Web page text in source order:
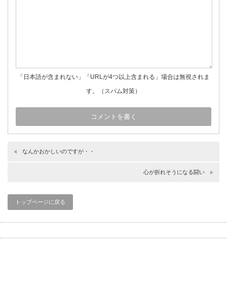
「日本語が含まれない」「URLが4つ以上含まれる」場合は無視されま
す。（スパム対策）
なんかおかしいのですが・・
心が折れそうになる闘い
トップページに戻る